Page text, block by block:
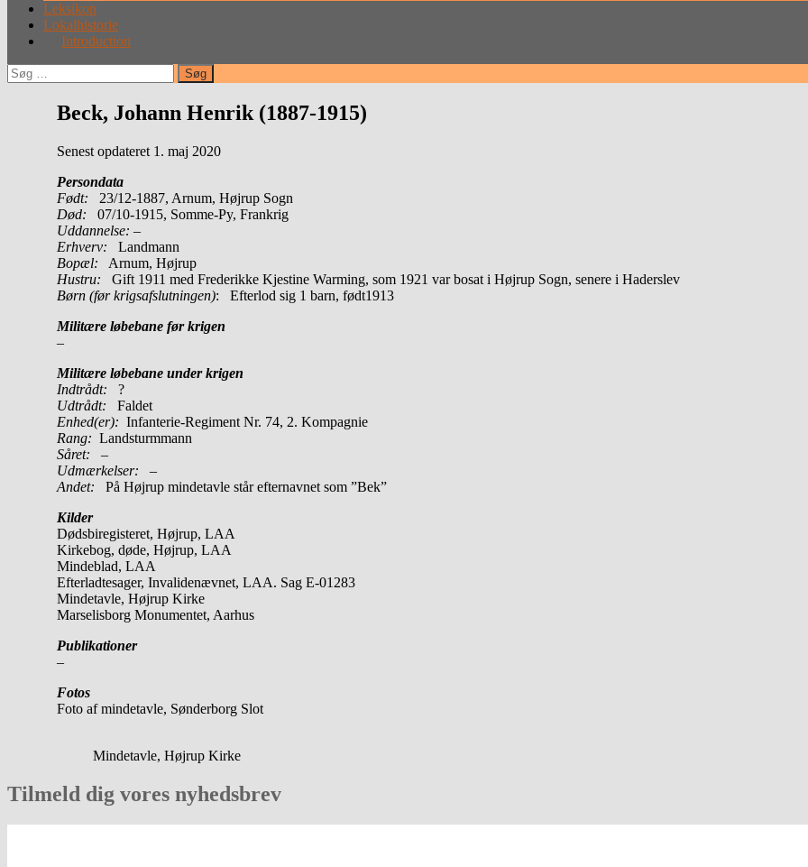
Leksikon
Lokalhistorie
Introduction
Søg
efter:
Beck, Johann Henrik (1887-1915)
Senest opdateret 1. maj 2020
Persondata
Født: 23/12-1887, Arnum, Højrup Sogn
Død: 07/10-1915, Somme-Py, Frankrig
Uddannelse: –
Erhverv: Landmann
Bopæl: Arnum, Højrup
Hustru: Gift 1911 med Frederikke Kjestine Warming, som 1921 var bosat i Højrup Sogn, senere i Haderslev
Børn (før krigsafslutningen): Efterlod sig 1 barn, født1913
Militære løbebane før krigen
–
Militære løbebane under krigen
Indtrådt: ?
Udtrådt: Faldet
Enhed(er): Infanterie-Regiment Nr. 74, 2. Kompagnie
Rang: Landsturmmann
Såret: –
Udmærkelser: –
Andet: På Højrup mindetavle står efternavnet som ”Bek”
Kilder
Dødsbiregisteret, Højrup, LAA
Kirkebog, døde, Højrup, LAA
Mindeblad, LAA
Efterladtesager, Invalidenævnet, LAA. Sag E-01283
Mindetavle, Højrup Kirke
Marselisborg Monumentet, Aarhus
Publikationer
–
Fotos
Foto af mindetavle, Sønderborg Slot
Mindetavle, Højrup Kirke
Tilmeld dig vores nyhedsbrev